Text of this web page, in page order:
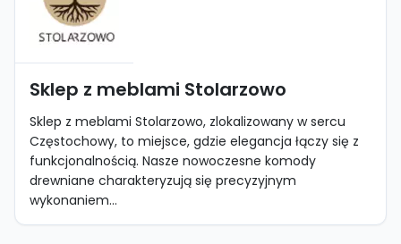
Sklep z meblami Stolarzowo
Sklep z meblami Stolarzowo, zlokalizowany w sercu
Częstochowy, to miejsce, gdzie elegancja łączy się z
funkcjonalnością. Nasze nowoczesne komody
drewniane charakteryzują się precyzyjnym
wykonaniem...